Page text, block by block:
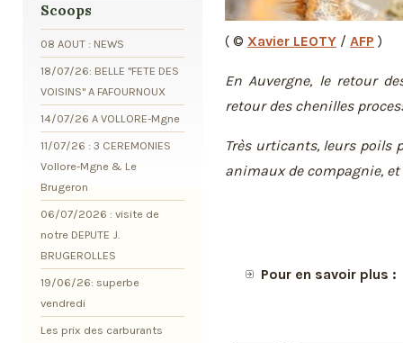
( © Xavier LEOTY / AFP )
En Auvergne, le retour
retour des chenilles
Très urticants, leurs poils
animaux de compagnie,
Pour en savoir plus :
Scoops
08 AOUT : NEWS
18/07/26: BELLE "FETE DES
VOISINS" A FAFOURNOUX
14/07/26 A VOLLORE-Mgne
11/07/26 : 3 CEREMONIES
Vollore-Mgne & Le
Brugeron
06/07/2026 : visite de
notre DEPUTE J.
BRUGEROLLES
19/06/26: superbe
vendredi
Les prix des carburants